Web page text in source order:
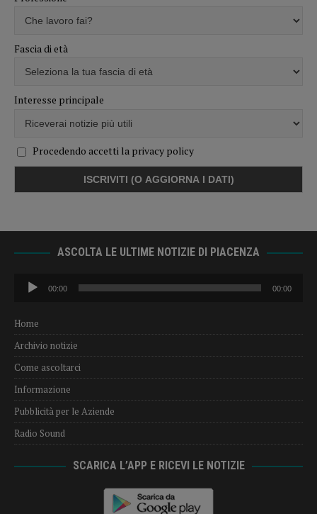
Fascia di età
Interesse principale
Procedendo accetti la privacy policy
ASCOLTA LE ULTIME NOTIZIE DI PIACENZA
Audio
Player
00:00 00:00
Home
Archivio notizie
Come ascoltarci
Informazione
Pubblicità per le Aziende
Radio Sound
SCARICA L’APP E RICEVI LE NOTIZIE